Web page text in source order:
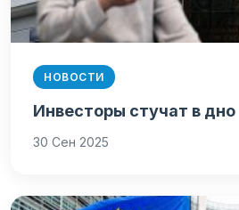
НОВОСТИ
Инвесторы стучат в дно
30 Сен 2025